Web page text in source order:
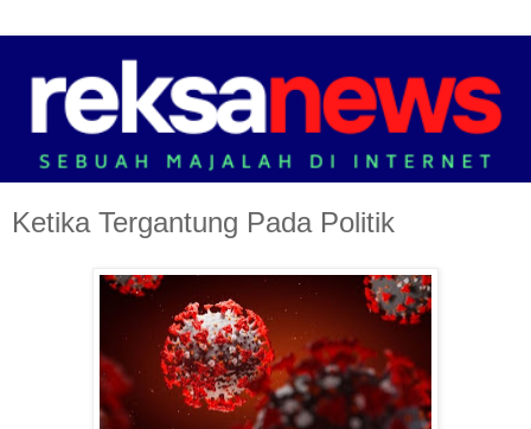
Ketika Tergantung Pada Politik